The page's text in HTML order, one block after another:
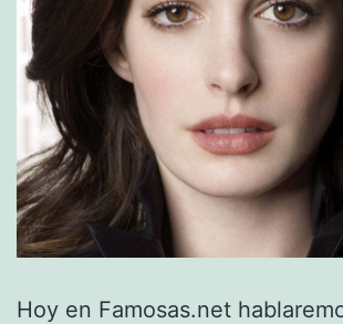
Hoy en Famosas.net